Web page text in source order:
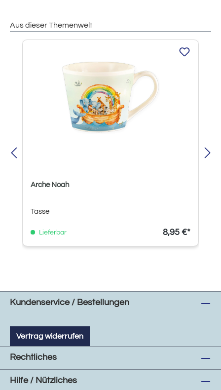
Aus dieser Themenwelt
Produktgalerie überspringen
Arche Noah
Tasse
Lieferbar 8,95 €*
Kundenservice / Bestellungen
Vertrag widerrufen
Rechtliches
Hilfe / Nützliches